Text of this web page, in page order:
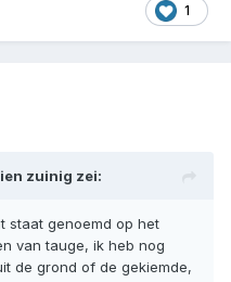
7 juni 2011, 10:56
raakten besmet met de
in Duitsland zijn geweest,
1
zuinig zei:
staat genoemd op het
van tauge, ik heb nog
de grond of de gekiemde,